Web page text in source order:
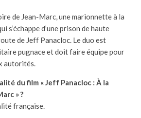
de Jean-Marc, une marionnette à la
s’échappe d’une prison de haute
de Jeff Panacloc. Le duo est
pugnace et doit faire équipe pour
autorités.
du film « Jeff Panacloc : À la
» ?
française.